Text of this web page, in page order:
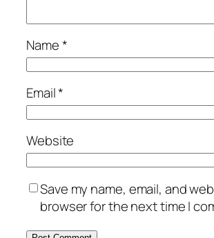
Name*
Email*
Website
Save my name, email, and
browser for the next time I